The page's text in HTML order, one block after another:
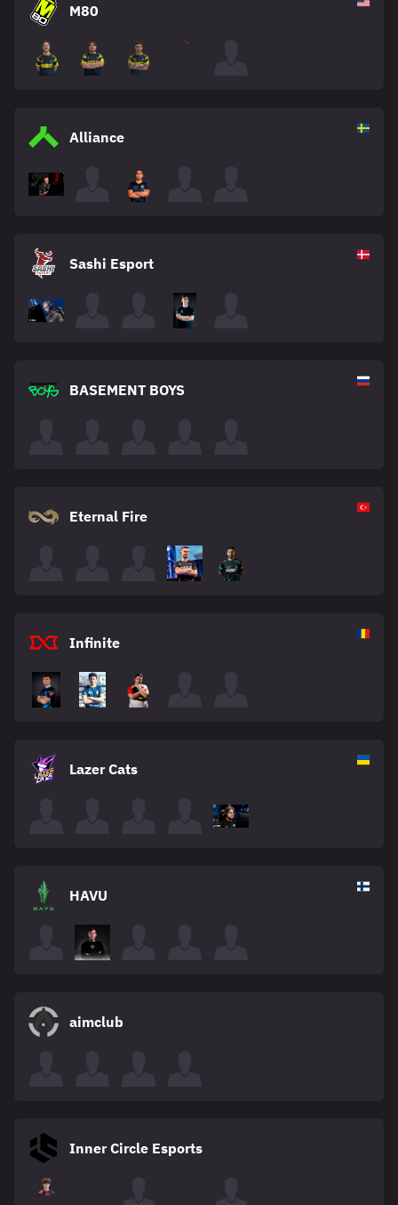
M80
Alliance
Sashi Esport
BASEMENT BOYS
Eternal Fire
Infinite
Lazer Cats
HAVU
aimclub
Inner Circle Esports